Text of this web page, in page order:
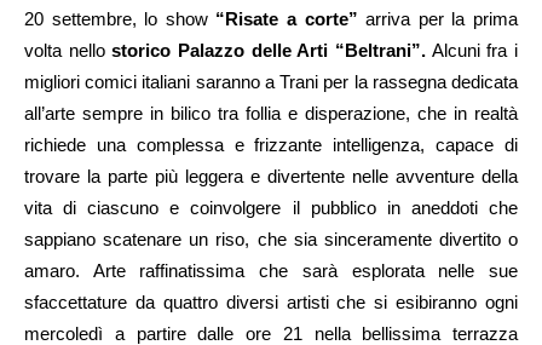
20 settembre, lo show “Risate a corte” arriva per la prima
volta nellostorico Palazzo delle Arti “Beltrani”. Alcuni fra i
migliori comici italiani saranno a Trani per la rassegna dedicata
all’arte sempre in bilico tra follia e disperazione, che in realtà
richiede una complessa e frizzante intelligenza, capace di
trovare la parte più leggera e divertente nelle avventure della
vita di ciascuno e coinvolgere il pubblico in aneddoti che
sappiano scatenare un riso, che sia sinceramente divertito o
amaro. Arte raffinatissima che sarà esplorata nelle sue
sfaccettature da quattro diversi artisti che si esibiranno ogni
mercoledì a partire dalle ore 21 nella bellissima terrazza